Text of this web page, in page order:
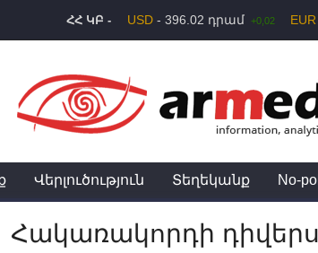
ՀՀ ԿԲ - USD - 396.02 դրամ +0,02 EUR
Վերլուծություն Տեղեկանք No-
Հակառակորդի